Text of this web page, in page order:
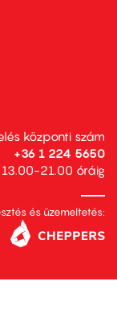
központi szám
+36 1 224 5650
21.00 óráig
és üzemeltetés: